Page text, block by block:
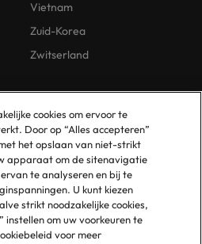
Vietnam
Zuid-Korea
Zwitserland
Vestigingen
Amsterdam
Eindhoven
Rotterdam
cookies om ervoor te
Door op “Alles accepteren”
het opslaan van niet-strikt
apparaat om de sitenavigatie
te analyseren en bij te
U kunt kiezen
strikt noodzakelijke cookies,
instellen om uw voorkeuren te
voor meer